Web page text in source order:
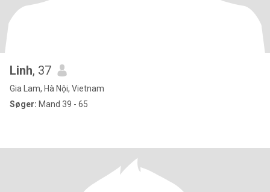
Linh, 37
Gia Lam, Hà Nội, Vietnam
Søger: Mand 39 - 65